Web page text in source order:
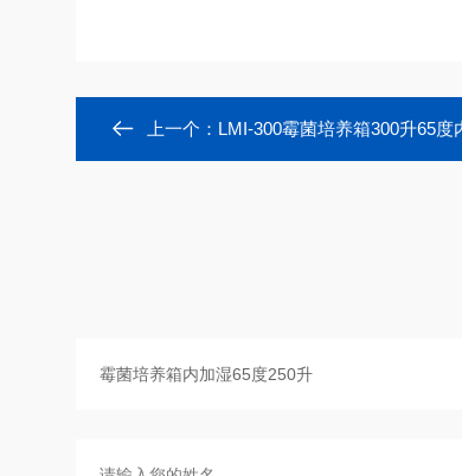
上一个： LMI-300霉菌培养箱300升65度内加湿